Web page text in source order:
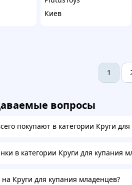
Киев
1
вопросы
покупают в категории Круги
в категории Круги для купания
Круги для купания младенцев?